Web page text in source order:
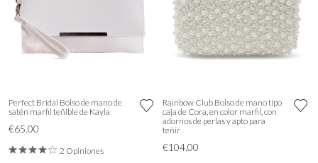
Perfect Bridal Bolso de mano de
satén marfil teñible de Kayla
€65.00
2 Opiniones
Rainbow Club Bolso de mano tipo
caja de Cora, en color marfil, con
adornos de perlas y apto para
teñir
€104.00